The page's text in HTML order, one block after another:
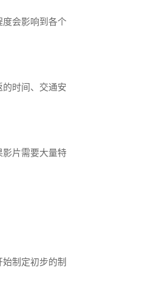
度会影响到各个
时间、交通安
影片需要大量特
制定初步的制